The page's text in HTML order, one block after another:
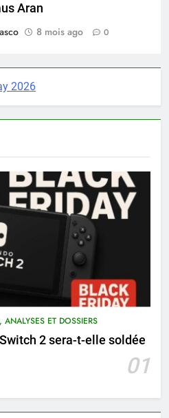
Aran
8 mois ago 0
2026
ANALYSES ET DOSSIERS
2 sera-t-elle soldée
01